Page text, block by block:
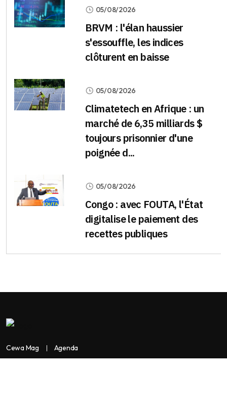
05/08/2026
BRVM : l'élan haussier
s'essouffle, les indices
clôturent en baisse
05/08/2026
Climatetech en Afrique : un
marché de 6,35 milliards $
toujours prisonnier d'une
poignée d...
05/08/2026
Congo : avec FOUTA, l'État
digitalise le paiement des
recettes publiques
Cewa Mag Agenda